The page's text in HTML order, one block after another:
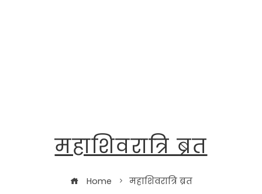
महाशिवरात्रि ब्रत
Home महाशिवरात्रि ब्रत